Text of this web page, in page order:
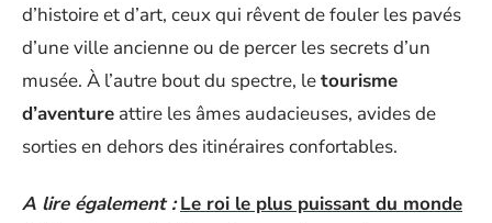
d’histoire et d’art, ceux qui rêvent de fouler les pavés
d’une ville ancienne ou de percer les secrets d’un
musée. À l’autre bout du spectre, letourisme
d’aventure attire les âmes audacieuses, avides de
sorties en dehors des itinéraires confortables.
A lire également : Le roi le plus puissant du monde